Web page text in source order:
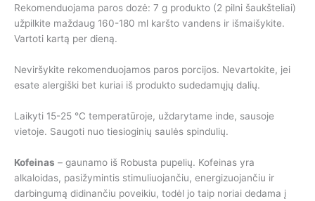
Rekomenduojama paros dozė: 7 g produkto (2 pilni šaukšteliai)
užpilkite maždaug 160-180 ml karšto vandens ir išmaišykite.
Vartoti kartą per dieną.
Neviršykite rekomenduojamos paros porcijos. Nevartokite, jei
esate alergiški bet kuriai iš produkto sudedamųjų dalių.
Laikyti 15-25 °C temperatūroje, uždarytame inde, sausoje
vietoje. Saugoti nuo tiesioginių saulės spindulių.
Kofeinas – gaunamo iš Robusta pupelių. Kofeinas yra
alkaloidas, pasižymintis stimuliuojančiu, energizuojančiu ir
darbingumą didinančiu poveikiu, todėl jo taip noriai dedama į